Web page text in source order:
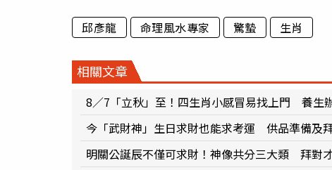
邱彥龍 命理風水專家 驚蟄 生肖
相關文章
8／7「立秋」至！四生肖小感冒易找上門 養生
今「武財神」生日求財也能求考運 供品準備及
明關公誕辰不僅可求財！神像共分三大類 拜對